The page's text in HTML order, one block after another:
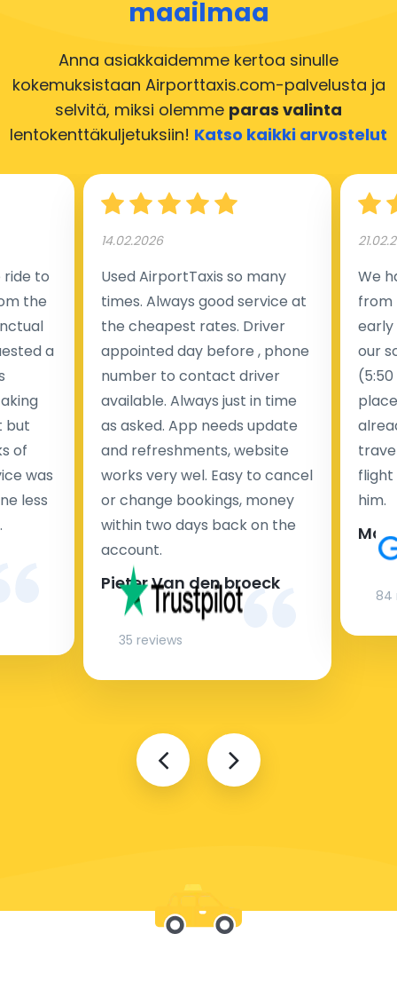
maailmaa
Anna asiakkaidemme kertoa sinulle
kokemuksistaan Airporttaxis.com-palvelusta ja
selvitä, miksi olemme paras valinta
lentokenttäkuljetuksiin! Katso kaikki arvostelut
to
the
a
but
of
was
less
14.02.2026
Used AirportTaxis so many
times. Always good service at
the cheapest rates. Driver
appointed day before , phone
number to contact driver
available. Always just in time
as asked. App needs update
and refreshments, website
works very wel. Easy to cancel
or change bookings, money
within two days back on the
account.
Pieter Van den broeck
35 reviews
We
from
early
our
flight
him.
84